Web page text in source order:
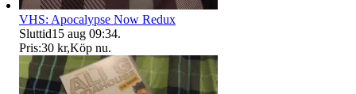
VHS: Apocalypse Now Redux
Sluttid15 aug 09:34.
Pris:30 kr,Köp nu.